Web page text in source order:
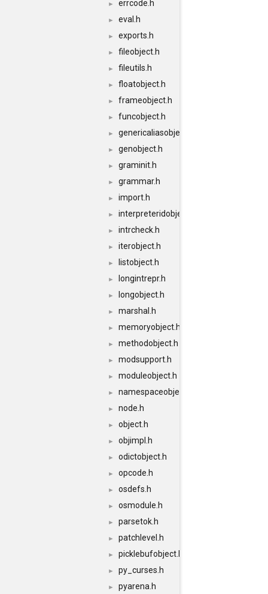
► errcode.h
► eval.h
► exports.h
► fileobject.h
► fileutils.h
► floatobject.h
► frameobject.h
► funcobject.h
► genericaliasobject.h
► genobject.h
► graminit.h
► grammar.h
► import.h
► interpreteridobject.h
► intrcheck.h
► iterobject.h
► listobject.h
► longintrepr.h
► longobject.h
► marshal.h
► memoryobject.h
► methodobject.h
► modsupport.h
► moduleobject.h
► namespaceobject.h
► node.h
► object.h
► objimpl.h
► odictobject.h
► opcode.h
► osdefs.h
► osmodule.h
► parsetok.h
► patchlevel.h
► picklebufobject.h
► py_curses.h
► pyarena.h